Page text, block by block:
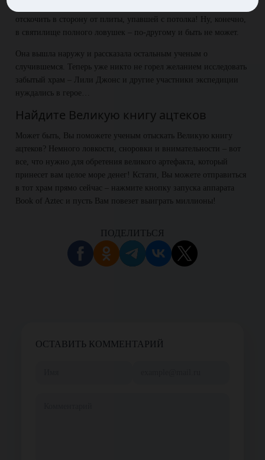
отскочить в сторону от плиты, упавшей с потолка! Ну, конечно,
в святилище полного ловушек – по-другому и быть не может.
Она вышла наружу и рассказала остальным ученым о
случившемся. Теперь уже никто не горел желанием исследовать
забытый храм – Лили Джонс и другие участники экспедиции
нуждались в герое…
Найдите Великую книгу ацтеков
Может быть, Вы поможете ученым отыскать Великую книгу
ацтеков? Немного ловкости, сноровки и внимательности – вот
все, что нужно для обретения великого артефакта, который
принесет вам целое море денег! Кстати, Вы можете отправиться
в тот храм прямо сейчас – нажмите кнопку запуска аппарата
Book of Aztec и пусть Вам повезет выиграть миллионы!
ПОДЕЛИТЬСЯ
ОСТАВИТЬ КОММЕНТАРИЙ